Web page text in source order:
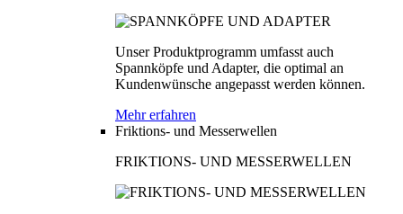
Unser Produktprogramm umfasst auch
Spannköpfe und Adapter, die optimal an
Kundenwünsche angepasst werden können.
Mehr erfahren
Friktions- und Messerwellen
FRIKTIONS- UND MESSERWELLEN